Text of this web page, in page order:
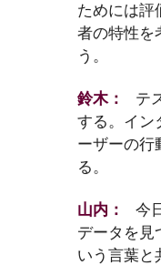
ためには評
者の特性を
う。
鈴木：
テ
する。イン
ーザーの行
る。
山内：
今
データを見
いう言葉と